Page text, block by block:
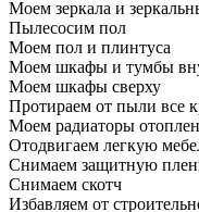
Моем зеркала и
Пылесосим пол
Моем пол и плинтуса
Моем шкафы и тумбы
Моем шкафы сверху
Протираем от пыли все
Моем радиаторы
Отодвигаем легкую
Снимаем защитную
Снимаем скотч
Избавляем от